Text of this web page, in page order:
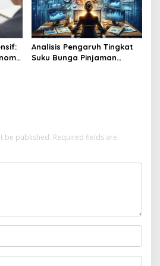
Analisis Pengaruh Tingkat
Suku Bunga Pinjaman
be published. Required fields are